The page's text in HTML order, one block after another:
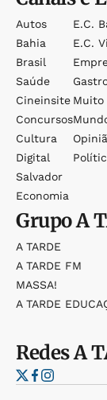
Autos
Bahia
Brasil
Saúde
Cineinsite
Concursos
Cultura
Digital
Salvador
Economia
E.c.
E.c.
Muito
GrupoA
A TARDE
A TARDE FM
MASSA!
A TARDE
RedesA